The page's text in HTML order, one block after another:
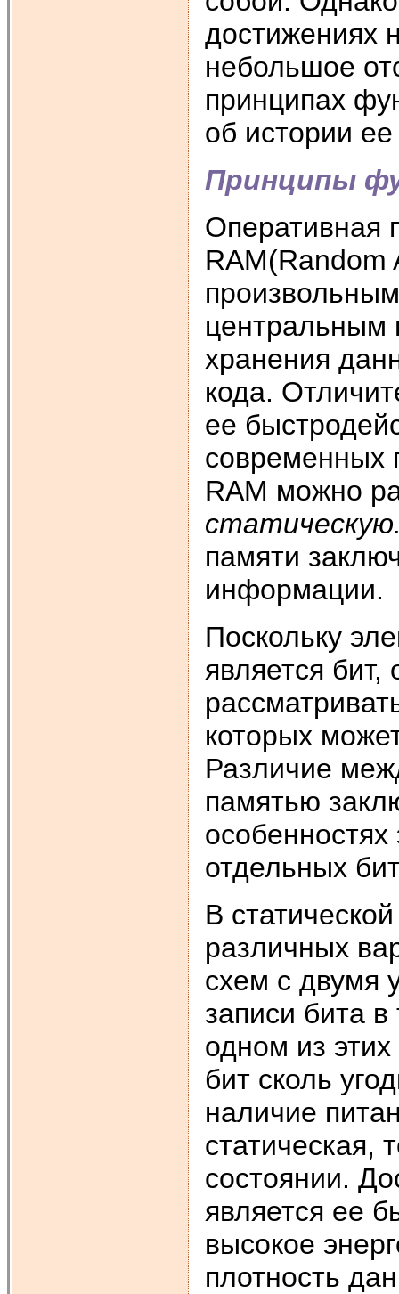
достижениях
небольшое
принципах
об истории
Принципы
Оперативная
RАМ(Random
центральным
хранения
кода.
ее
современных
RАМ можно
памяти
информации.
Поскольку
является
которых
Различие
памятью
отдельных
В
различных
схем с двумя
записи бита
одном из
бит сколь
наличие
статическая,
состоянии.
является ее
высокое
плотность